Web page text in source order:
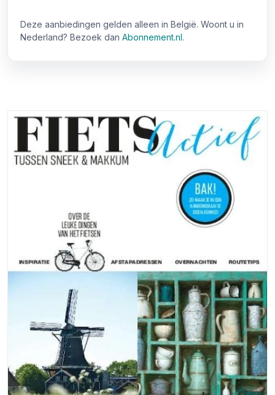
Deze aanbiedingen gelden alleen in België. Woont u in
Nederland? Bezoek dan Abonnement.nl.